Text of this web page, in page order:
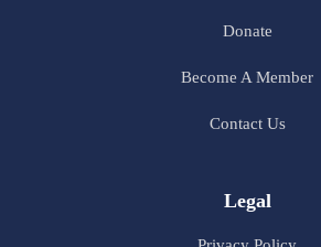
Donate
Become A Member
Contact Us
Legal